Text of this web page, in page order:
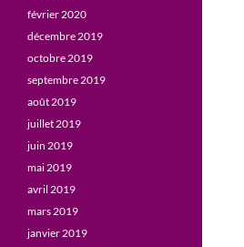
février 2020
décembre 2019
octobre 2019
septembre 2019
août 2019
juillet 2019
juin 2019
mai 2019
avril 2019
mars 2019
janvier 2019